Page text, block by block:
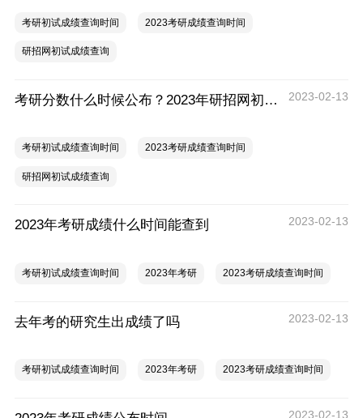
考研初试成绩查询时间 2023考研成绩查询时间
研招网初试成绩查询
考研分数什么时候公布？2023年研招网初试成绩查询时间 2023-02-13
考研初试成绩查询时间 2023考研成绩查询时间
研招网初试成绩查询
2023年考研成绩什么时间能查到 2023-02-13
考研初试成绩查询时间 2023年考研 2023考研成绩查询时间
去年考的研究生出成绩了吗 2023-02-13
考研初试成绩查询时间 2023年考研 2023考研成绩查询时间
2023-02-13